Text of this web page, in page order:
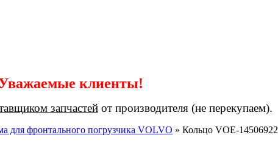
клиенты!
запчастейот производителя (не перекупаем).
для фронтального погрузчика VOLVO » Кольцо VOE-14506922